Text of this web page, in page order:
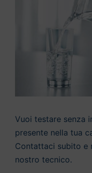
Vuoi testare senza
presente nella tua
Contattaci subito e
nostro tecnico.